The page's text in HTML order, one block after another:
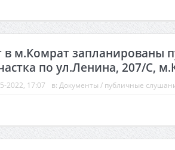
в м.Комрат запланированы
по ул.Ленина, 207/С,
2022, 17:07 в: Документы / публичные